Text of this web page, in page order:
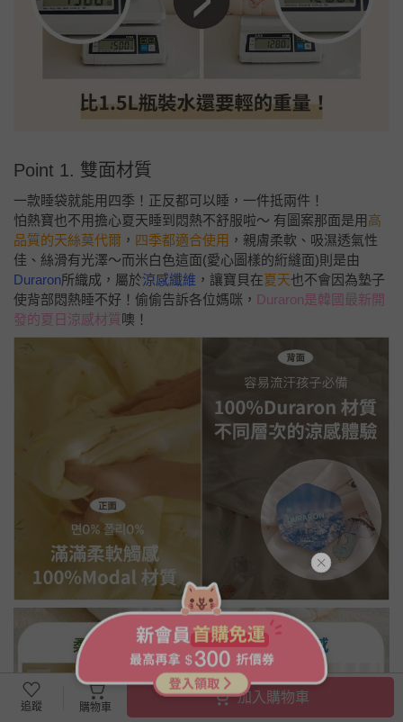
Point 1. 雙面材質
一款睡袋就能用四季！正反都可以睡，一件抵兩件！
怕熱寶也不用擔心夏天睡到悶熱不舒服啦～ 有圖案那面是用 高
品質的天絲莫代爾 ， 四季都適合使用 ，親膚柔軟、吸濕透氣性
佳、絲滑有光澤～而米白色這面(愛心圖樣的絎縫面)則是由
Duraron所織成，屬於涼感纖維 ，讓寶貝在夏天也不會因為墊子
使背部悶熱睡不好！偷偷告訴各位媽咪， Duraron是韓國最新開
發的夏日涼感材質噢！
追蹤 購物車
加入購物車